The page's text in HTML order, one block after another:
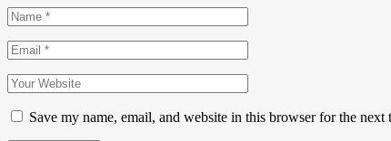
Save my name, email, and website in this browser for the next